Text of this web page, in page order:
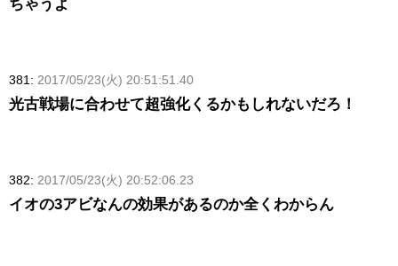
ちゃうよ
381: 2017/05/23(火) 20:51:51.40
光古戦場に合わせて超強化くるかもしれないだろ！
382: 2017/05/23(火) 20:52:06.23
イオの3アビなんの効果があるのか全くわからん